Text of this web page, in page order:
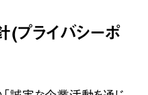
プライバシーポ